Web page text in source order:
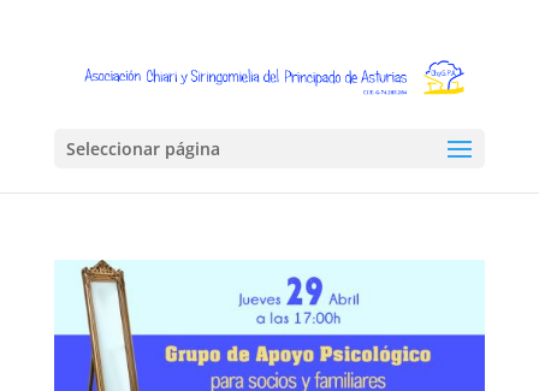
Seleccionar página